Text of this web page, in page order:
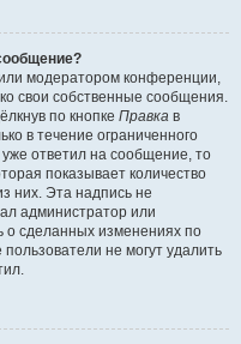
модератором конференции,
свои собственные сообщения.
по кнопке Правка в
в течение ограниченного
ответил на сообщение, то
показывает количество
них. Эта надпись не
администратор или
о сделанных изменениях по
не могут удалить